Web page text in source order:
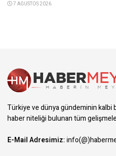
7 AĞUSTOS 2026
Türkiye ve dünya gündeminin kalbi
haber niteliği bulunan tüm
E-Mail Adresimiz: